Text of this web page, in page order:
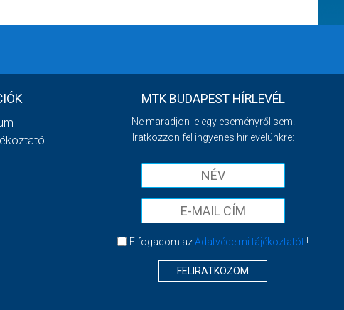
MTK BUDAPEST HÍRLEVÉL
Ne maradjon le egy eseményről sem!
Iratkozzon fel ingyenes hírlevelünkre:
Elfogadom azAdatvédelmi tájékoztatót !
FELIRATKOZOM